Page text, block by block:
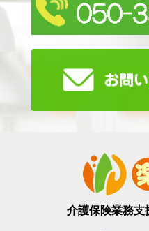
介護保険業務支